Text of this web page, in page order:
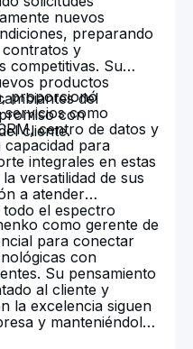
nuevos
preparando
y
competitivas. Su
productos
del
con
cliente.
proporcionó
como
centro de datos y
para
integrales en estas
versatilidad de sus
a atender
todo el espectro
como gerente de
para conectar
con
Su pensamiento
al cliente y
la excelencia siguen
y manteniéndola